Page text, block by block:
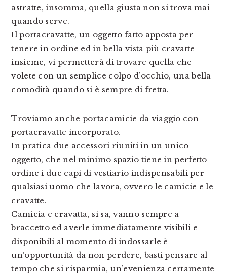
astratte, insomma, quella giusta non si trova mai
quando serve.
Il portacravatte, un oggetto fatto apposta per
tenere in ordine ed in bella vista più cravatte
insieme, vi permetterà di trovare quella che
volete con un semplice colpo d’occhio, una bella
comodità quando si è sempre di fretta.
Troviamo anche portacamicie da viaggio con
portacravatte incorporato.
In pratica due accessori riuniti in un unico
oggetto, che nel minimo spazio tiene in perfetto
ordine i due capi di vestiario indispensabili per
qualsiasi uomo che lavora, ovvero le camicie e le
cravatte.
Camicia e cravatta, si sa, vanno sempre a
braccetto ed averle immediatamente visibili e
disponibili al momento di indossarle è
un’opportunità da non perdere, basti pensare al
tempo che si risparmia, un’evenienza certamente